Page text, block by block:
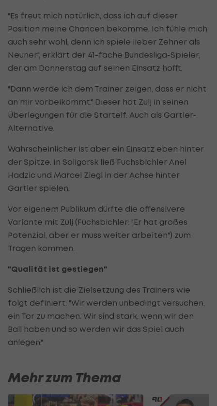
"Es freut mich natürlich, dass ich auf dieser
Position meine Chancen bekomme. Ich fühle mich
auch sehr wohl, denn ich spiele lieber Zehner als
Neuner", erklärt der 41-fache Bundesliga-Spieler,
der am Donnerstag auf seinen Einsatz hofft.
"Dann werde ich dem Trainer zeigen, dass er nicht
an mir vorbeikommt." Dieser hat Zulj in seinen
Überlegungen für die Startelf. Auch als Gartler-
Alternative.
Wahrscheinlicher ist aber ein Einsatz eben hinter
der Spitze. In Soligorsk ließ Fuchsbichler Anel
Hadzic und Marcel Ziegl in der Achse hinter
Gartler spielen.
Vor eigenem Publikum dürfte die offensivere
Variante mit Zulj (Fuchsbichler: "Er hat großes
Potenzial, aber er muss weiter arbeiten") zum
Tragen kommen.
"Qualität ist gestiegen"
Schließlich ist die Zielsetzung des Trainers wie
folgt definiert: "Wir werden unbedingt versuchen,
ein Tor zu machen. Wir sind stark, wenn wir den
Ball haben und so werden wir das Spiel auch
anlegen."
Mehr zum Thema